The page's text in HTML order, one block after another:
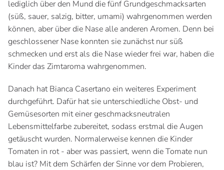
lediglich über den Mund die fünf Grundgeschmacksarten
(süß, sauer, salzig, bitter, umami) wahrgenommen werden
können, aber über die Nase alle anderen Aromen. Denn bei
geschlossener Nase konnten sie zunächst nur süß
schmecken und erst als die Nase wieder frei war, haben die
Kinder das Zimtaroma wahrgenommen.
Danach hat Bianca Casertano ein weiteres Experiment
durchgeführt. Dafür hat sie unterschiedliche Obst- und
Gemüsesorten mit einer geschmacksneutralen
Lebensmittelfarbe zubereitet, sodass erstmal die Augen
getäuscht wurden. Normalerweise kennen die Kinder
Tomaten in rot - aber was passiert, wenn die Tomate nun
blau ist? Mit dem Schärfen der Sinne vor dem Probieren,